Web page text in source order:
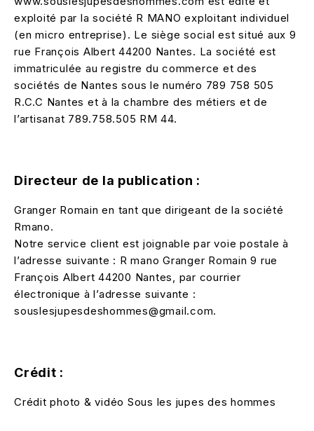
exploité par la société R MANO exploitant individuel
(en micro entreprise). Le siège social est situé aux 9
rue François Albert 44200 Nantes. La société est
immatriculée au registre du commerce et des
sociétés de Nantes sous le numéro 789 758 505
R.C.C Nantes et à la chambre des métiers et de
l’artisanat 789.758.505 RM 44.
Directeur de la publication :
Granger Romain en tant que dirigeant de la société
Rmano.
Notre service client est joignable par voie postale à
l’adresse suivante : R mano Granger Romain 9 rue
François Albert 44200 Nantes, par courrier
électronique à l’adresse suivante :
souslesjupesdeshommes@gmail.com.
Crédit :
Crédit photo & vidéo Sous les jupes des hommes